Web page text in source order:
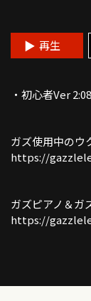
再生
・初心者Ver
ガズ使用中のウ
https://
ガズピアノ＆ガ
https://